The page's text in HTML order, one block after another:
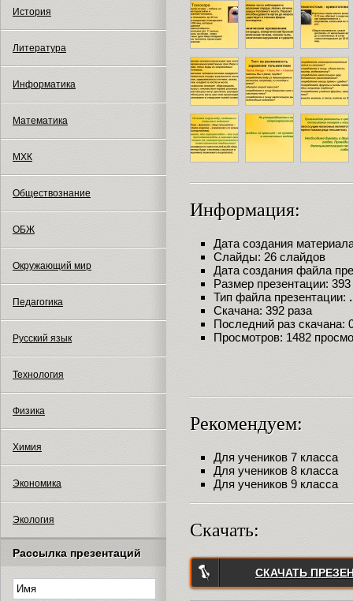
История
Литература
Информатика
Математика
МХК
Обществознание
ОБЖ
Окружающий мир
Педагогика
Русский язык
Технология
Физика
Химия
Экономика
Экология
Рассылка презентаций
Информация:
Дата создания
Слайды: 26 слайдов
Дата создания файла
Размер презентации:
Тип файла презентации:
Скачана: 392 раза
Последний раз скачана:
Просмотров: 1482
Рекомендуем:
Для учеников 7 класса
Для учеников 8 класса
Для учеников 9 класса
Скачать:
СКАЧАТЬ